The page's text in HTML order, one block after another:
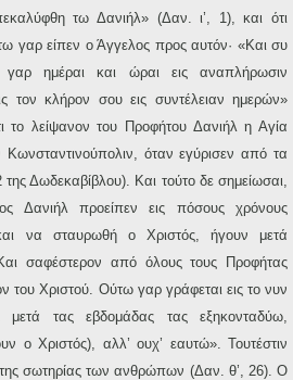
τω Δανιήλ» (Δαν. ι’, 1), και ότι
γαρ είπεν ο Άγγελος προς αυτόν· «Και συ
ημέραι και ώραι εις αναπλήρωσιν
τον κλήρον σου εις συντέλειαν ημερών»
το λείψανον του Προφήτου Δανιήλ η Αγία
Κωνσταντινούπολιν, όταν εγύρισεν από τα
Δωδεκαβίβλου). Και τούτο δε σημείωσαι,
Δανιήλ προείπεν εις πόσους χρόνους
να σταυρωθή ο Χριστός, ήγουν μετά
σαφέστερον από όλους τους Προφήτας
του Χριστού. Ούτω γαρ γράφεται εις το νυν
μετά τας εβδομάδας τας εξηκονταδύω,
ο Χριστός), αλλ’ ουχ’ εαυτώ». Τουτέστιν
σωτηρίας των ανθρώπων (Δαν. θ’, 26). Ο